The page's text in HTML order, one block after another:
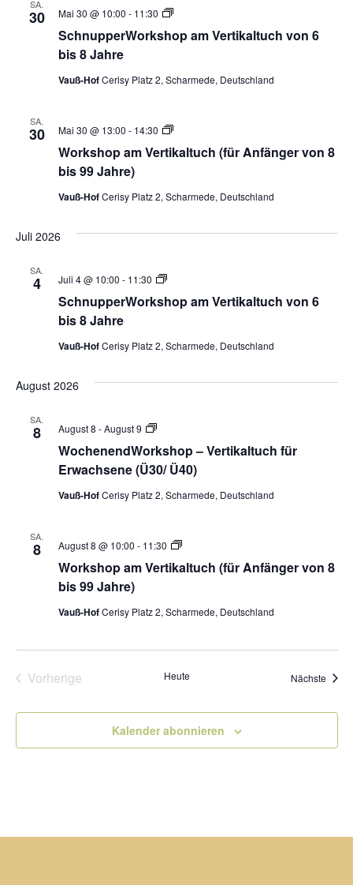
SA.
30
SchnupperWorkshop am Vertikaltuch von 6
bis 8 Jahre
Mai 30 @ 10:00 - 11:30
Vertikaltuch
–
16
Jahre
Vauß-HofCerisy Platz 2, Scharmede, Deutschland
SA.
30
Workshop am Vertikaltuch (für Anfänger von 8
bis 99 Jahre)
Mai 30 @ 13:00 - 14:30
Vertikaltuch
–
16
Jahre
Vauß-HofCerisy Platz 2, Scharmede, Deutschland
Juli 2026
SA.
4
SchnupperWorkshop am Vertikaltuch von 6
bis 8 Jahre
Juli 4 @ 10:00 - 11:30
Vertikaltuch
–
16
Jahre
Vauß-HofCerisy Platz 2, Scharmede, Deutschland
August 2026
SA.
8
WochenendWorkshop – Vertikaltuch für
Erwachsene (Ü30/ Ü40)
August 8 -August 9
Vertikaltuch
–
Beginner
8-
16
Jahre
Vauß-HofCerisy Platz 2, Scharmede, Deutschland
SA.
8
Workshop am Vertikaltuch (für Anfänger von 8
bis 99 Jahre)
August 8 @ 10:00 - 11:30
Vertikaltuch
–
16
Jahre
Vauß-HofCerisy Platz 2, Scharmede, Deutschland
Vorherige
Heute Nächste
Kalender abonnieren